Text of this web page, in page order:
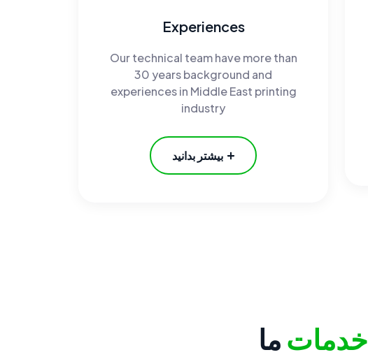
Experiences
Our technical team have more than
30 years background and
experiences in Middle East printing
industry
بیشتر بدانید
خدماتما